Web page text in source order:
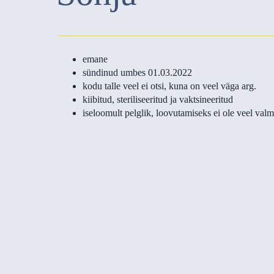
emane
sündinud umbes 01.03.2022
kodu talle veel ei otsi, kuna on veel väga arg.
kiibitud, steriliseeritud ja vaktsineeritud
iseloomult pelglik, loovutamiseks ei ole veel